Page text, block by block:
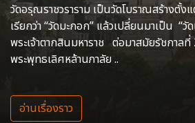
วัดอรุณราชวราราม เป็นวัดโบราณสร้างตั้ง
เรียกว่า “วัดมะกอก” แล้วเปลี่ยนมาเป็น “วั
พระเจ้าตากสินมหาราช ต่อมาสมัยรัชกาลที่
พระพุทธเลิศหล้านภาลัย ..
อ่านเรื่องราว